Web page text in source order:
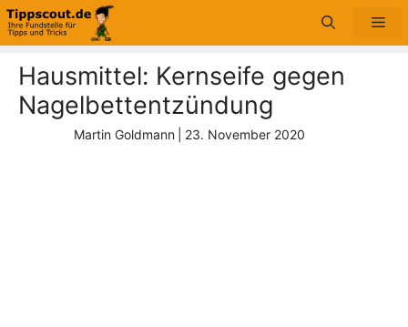
Zum
Inhalt
Hausmittel: Kernseife gegen
Nagelbettentzündung
Martin Goldmann 23. November 2020